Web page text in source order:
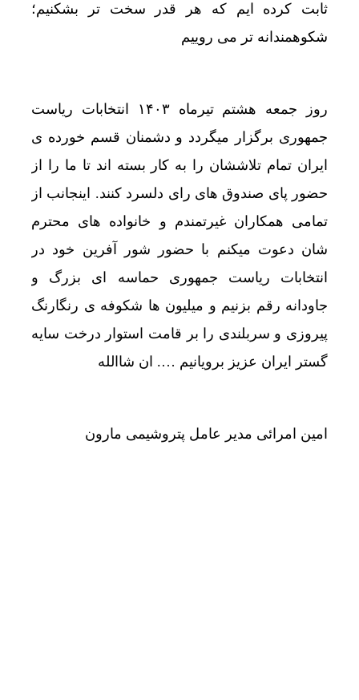
ثابت کرده ایم که هر قدر سخت تر بشکنیم؛
شکوهمندانه تر می روییم
روز جمعه هشتم تیرماه ۱۴۰۳ انتخابات ریاست
جمهوری برگزار میگردد و دشمنان قسم خورده ی
ایران تمام تلاششان را به کار بسته اند تا ما را از
حضور پای صندوق های رای دلسرد کنند. اینجانب از
تمامی همکاران غیرتمندم و خانواده های محترم
شان دعوت میکنم با حضور شور آفرین خود در
انتخابات ریاست جمهوری حماسه ای بزرگ و
جاودانه رقم بزنیم و میلیون ها شکوفه ی رنگارنگ
پیروزی و سربلندی را بر قامت استوار درخت سایه
گستر ایران عزیز برویانیم …. ان شاالله
امین امرائی مدیر عامل پتروشیمی مارون